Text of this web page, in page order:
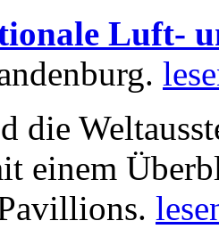
Luft-
die
einem